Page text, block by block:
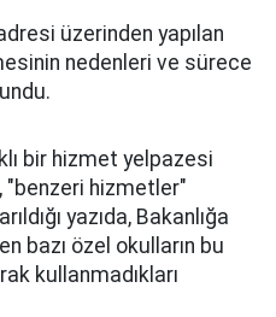
üzerinden yapılan
nedenleri ve sürece
bir hizmet yelpazesi
"benzeri hizmetler"
yazıda, Bakanlığa
bazı özel okulların bu
kullanmadıkları